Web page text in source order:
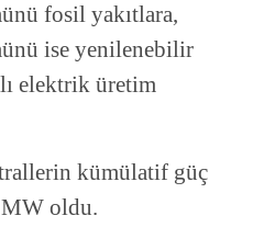
fosil yakıtlara,
ise yenilenebilir
elektrik üretim
kümülatif güç
oldu.